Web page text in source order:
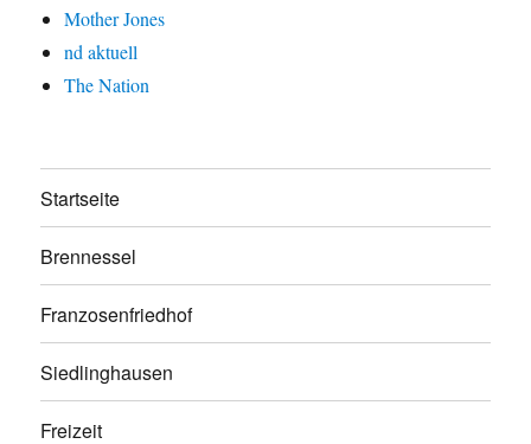
Mother Jones
nd aktuell
The Nation
Startseite
Brennessel
Franzosenfriedhof
Siedlinghausen
Freizeit